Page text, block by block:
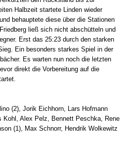
Halbzeit startete Linden wieder
behauptete diese über die Stationen
ließ sich nicht abschütteln und
Erst das 25:23 durch den starken
Ein besonders starkes Spiel in der
Es warten nun noch die letzten
direkt die Vorbereitung auf die
(2), Jorik Eichhorn, Lars Hofmann
Kohl, Alex Pelz, Bennett Peschka, Rene
(1), Max Schnorr, Hendrik Wolkewitz